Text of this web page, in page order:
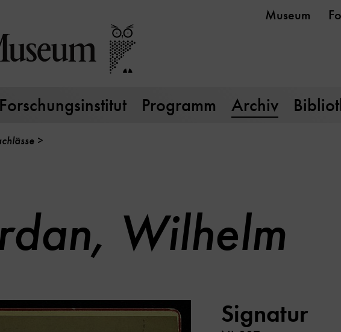
Museum
Forschungsinstitut Programm Archiv
Wilhelm
Signatur